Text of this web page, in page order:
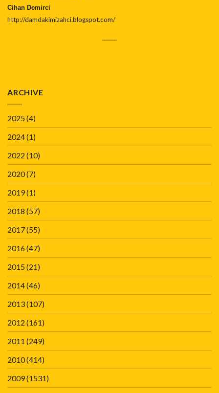
Cihan Demirci
http://damdakimizahci.blogspot.com/
ARCHIVE
2025(4)
2024(1)
2022 (10)
2020(7)
2019(1)
2018 (57)
2017(55)
2016(47)
2015(21)
2014(46)
2013(107)
2012 (161)
2011 (249)
2010(414)
2009(1531)